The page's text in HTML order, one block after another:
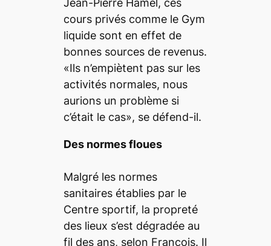
Jean-Pierre Hamel, ces
cours privés comme le Gym
liquide sont en effet de
bonnes sources de revenus.
«Ils n’empiètent pas sur les
activités normales, nous
aurions un problème si
c’était le cas», se défend-il.
Des normes floues
Malgré les normes
sanitaires établies par le
Centre sportif, la propreté
des lieux s’est dégradée au
fil des ans, selon François. Il